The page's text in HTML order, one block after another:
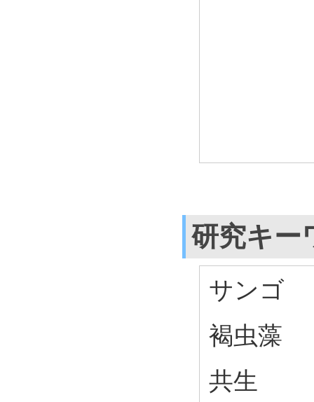
研究キー
サンゴ
褐虫藻
共生